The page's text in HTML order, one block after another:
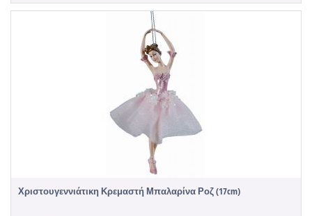
Χριστουγεννιάτικη Κρεμαστή Μπαλαρίνα Ροζ (17cm)